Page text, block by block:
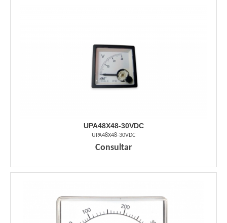
UPA48X48-30VDC
UPA48X48-30VDC
Consultar